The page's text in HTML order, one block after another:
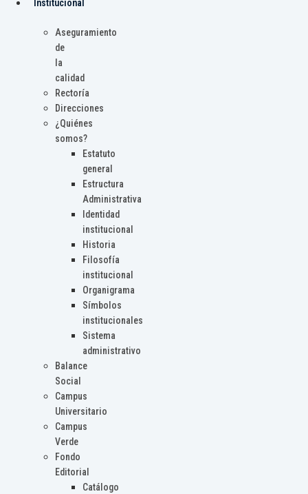
Institucional
Aseguramiento
de
la
calidad
Rectoría
Direcciones
¿Quiénes
somos?
Estatuto
general
Estructura
Administrativa
Identidad
institucional
Historia
Filosofía
institucional
Organigrama
Símbolos
institucionales
Sistema
administrativo
Balance
Social
Campus
Universitario
Campus
Verde
Fondo
Editorial
Catálogo